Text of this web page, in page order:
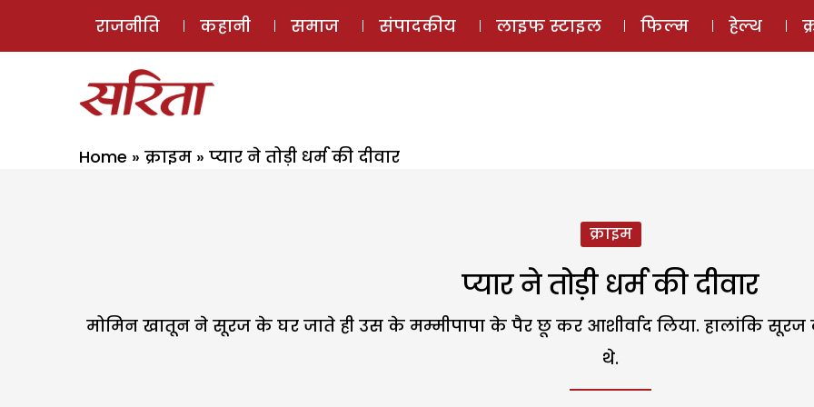
ई-मैगज़ीन
राजनीति कहानी समाज संपादकीय लाइफ स्टाइल फिल्म हेल्थ
Home » क्राइम » प्यार ने तोड़ी धर्म की दीवार
क्राइम
प्यार ने तोड़ी धर्म की दीवार
मोमिन खातून ने सूरज के घर जाते ही उस के मम्मीपापा के पैर छू कर आशीर्वाद लिया. हालांकि
थे.